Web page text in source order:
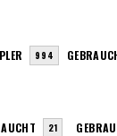
994
21